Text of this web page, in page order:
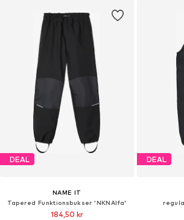
DEAL
NAME IT
Tapered Funktionsbukser 'NKNAlfa'
184,50 kr
DEAL